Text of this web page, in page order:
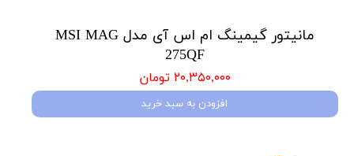
مانیتور گیمینگ ام اس آی مدل MSI MAG
275QF
۲۰,۳۵۰,۰۰۰ تومان
افزودن به سبد خرید